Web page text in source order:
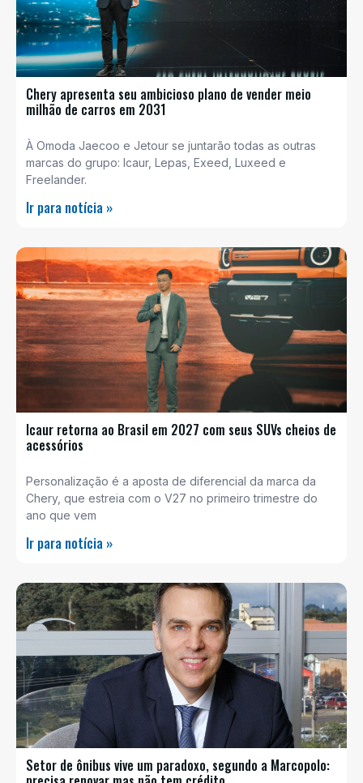
Chery apresenta seu ambicioso plano de vender meio
milhão de carros em 2031
À Omoda Jaecoo e Jetour se juntarão todas as outras
marcas do grupo: Icaur, Lepas, Exeed, Luxeed e
Freelander.
Ir para notícia »
Icaur retorna ao Brasil em 2027 com seus SUVs cheios de
acessórios
Personalização é a aposta de diferencial da marca da
Chery, que estreia com o V27 no primeiro trimestre do
ano que vem
Ir para notícia »
Setor de ônibus vive um paradoxo, segundo a Marcopolo: